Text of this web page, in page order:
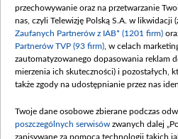
Dofinansowanie 48 862
Data podpisania umowy:
(wpłata grudzień 60,548
Dofinansowanie 900 000
Data podpisania umowy:
kwiecień 180 mln, 7 maja
czerwca 90 mln)
przechowywanie oraz na przetwarzanie
nas, czyli Telewizję Polską S.A. w likwidacji
Zaufanych Partnerów z IAB* (1201 firm)
Partnerów TVP (93 firm) , w celach
zautomatyzowanego dopasowania reklam
mierzenia ich skuteczności) i pozostałych,
także zgody na udostępnianie przez nas
Twoje dane osobowe zbierane podczas
poszczególnych serwisów zwanych dalej
zapisywane za pomocą technologii takich